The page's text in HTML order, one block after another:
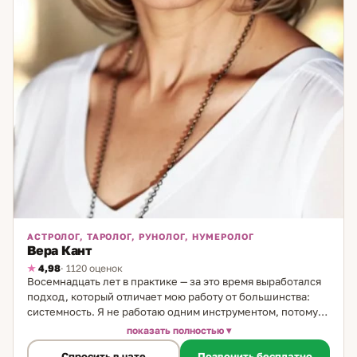
АСТРОЛОГ, ТАРОЛОГ, РУНОЛОГ, НУМЕРОЛОГ
Вера Кант
4,98· 1120 оценок
Восемнадцать лет в практике — за это время выработался
подход, который отличает мою работу от большинства:
системность. Я не работаю одним инструментом, потому
что жизнь не складывается из одного слоя. В каждой
консультации я использую несколько методов: астрология
показать полностью